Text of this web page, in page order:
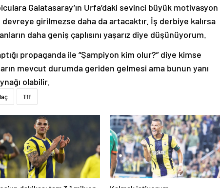
Galatasaray’ın Urfa’daki sevinci büyük motivasyon
girilmezse daha da artacaktır. İş derbiye kalırsa
daha geniş çaplısını yaşarız diye düşünüyorum.
propaganda ile “Şampiyon kim olur?” diye kimse
mevcut durumda geriden gelmesi ama bunun yanı
olabilir.
Tff